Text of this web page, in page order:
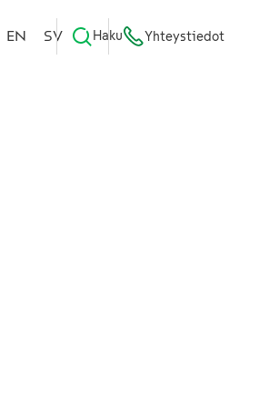
EN SV Haku Yhteystiedot